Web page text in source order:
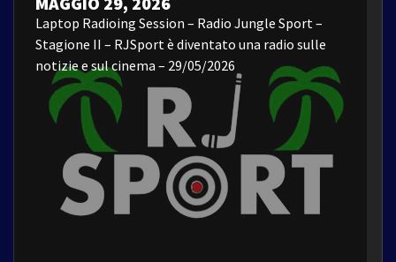
Laptop Radioing Session – Radio Jungle Sport –
Stagione II – RJSport è diventato una radio sulle
notizie e sul cinema – 29/05/2026